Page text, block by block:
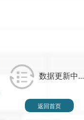
数据更新中...
返回首页